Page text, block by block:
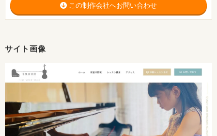
サイト画像
この制作会社へお問い合わせ